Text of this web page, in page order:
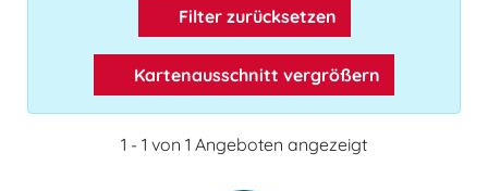
Filter zurücksetzen
Kartenausschnitt vergrößern
1 - 1 von 1 Angeboten angezeigt